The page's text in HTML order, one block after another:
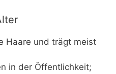
Haare und trägt meist
in der Öffentlichkeit;